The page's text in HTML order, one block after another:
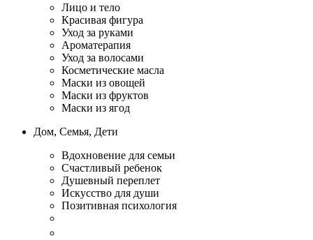
Лицо и тело
Красивая фигура
Уход за руками
Ароматерапия
Уход за волосами
Косметические масла
Маски из овощей
Маски из фруктов
Маски из ягод
Дом, Семья, Дети
Вдохновение для семьи
Счастливый ребенок
Душевный переплет
Искусство для души
Позитивная психология